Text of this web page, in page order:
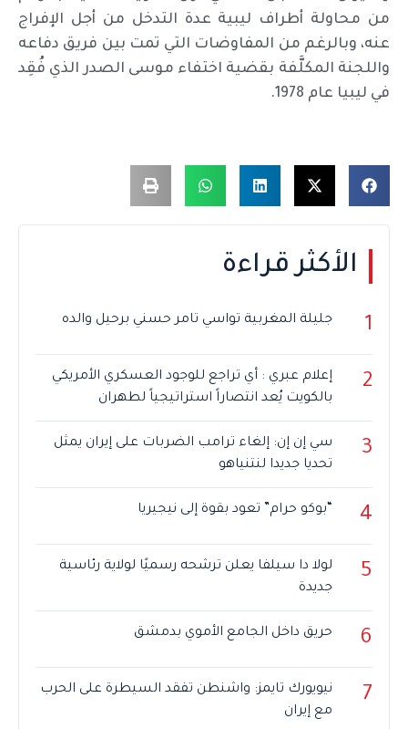
من محاولة أطراف ليبية عدة التدخل من أجل الإفراج
عنه، وبالرغم من المفاوضات التي تمت بين فريق دفاعه
واللجنة المكلَّفة بقضية اختفاء موسى الصدر الذي فُقِد
في ليبيا عام 1978.
الأكثر قراءة
1 جليلة المغربية تواسي تامر حسني برحيل والده
2
إعلام عبري : أي تراجع للوجود العسكري الأمريكي
بالكويت يُعد انتصاراً استراتيجياً لطهران
3
سي إن إن: إلغاء ترامب الضربات على إيران يمثل
تحديا جديدا لنتنياهو
4 “بوكو حرام” تعود بقوة إلى نيجيريا
5
لولا دا سيلفا يعلن ترشحه رسميًا لولاية رئاسية
جديدة
6 حريق داخل الجامع الأموي بدمشق
7
نيويورك تايمز: واشنطن تفقد السيطرة على الحرب
مع إيران